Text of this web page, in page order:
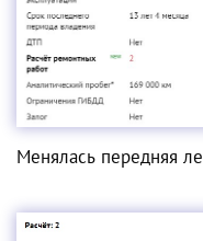
Менялась передняя